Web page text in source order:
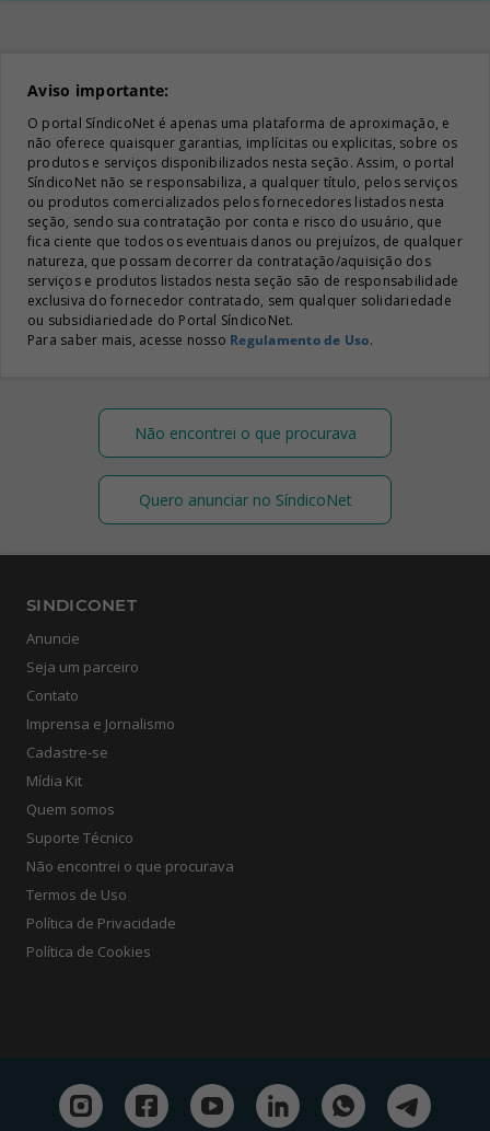
Aviso importante:
O portal SíndicoNet é apenas uma plataforma de aproximação, e
não oferece quaisquer garantias, implícitas ou explicitas, sobre os
produtos e serviços disponibilizados nesta seção. Assim, o portal
SíndicoNet não se responsabiliza, a qualquer título, pelos serviços
ou produtos comercializados pelos fornecedores listados nesta
seção, sendo sua contratação por conta e risco do usuário, que
fica ciente que todos os eventuais danos ou prejuízos, de qualquer
natureza, que possam decorrer da contratação/aquisição dos
serviços e produtos listados nesta seção são de responsabilidade
exclusiva do fornecedor contratado, sem qualquer solidariedade
ou subsidiariedade do Portal SíndicoNet.
Para saber mais, acesse nosso Regulamento de Uso.
Não encontrei o que procurava
Quero anunciar no SíndicoNet
SINDICONET
Anuncie
Seja um parceiro
Contato
Imprensa e Jornalismo
Cadastre-se
Mídia Kit
Quem somos
Suporte Técnico
Não encontrei o que procurava
Termos de Uso
Política de Privacidade
Política de Cookies